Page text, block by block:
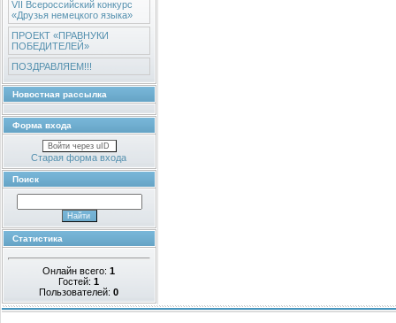
VII Всероссийский конкурс
«Друзья немецкого языка»
ПРОЕКТ «ПРАВНУКИ
ПОБЕДИТЕЛЕЙ»
ПОЗДРАВЛЯЕМ!!!
Новостная рассылка
Форма входа
Войти через uID
Старая форма входа
Поиск
Статистика
Онлайн всего:1
Гостей:1
Пользователей:0